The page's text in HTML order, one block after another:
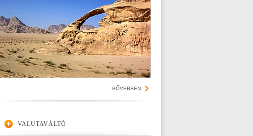
BŐVEBBEN
VALUTAVÁLTÓ